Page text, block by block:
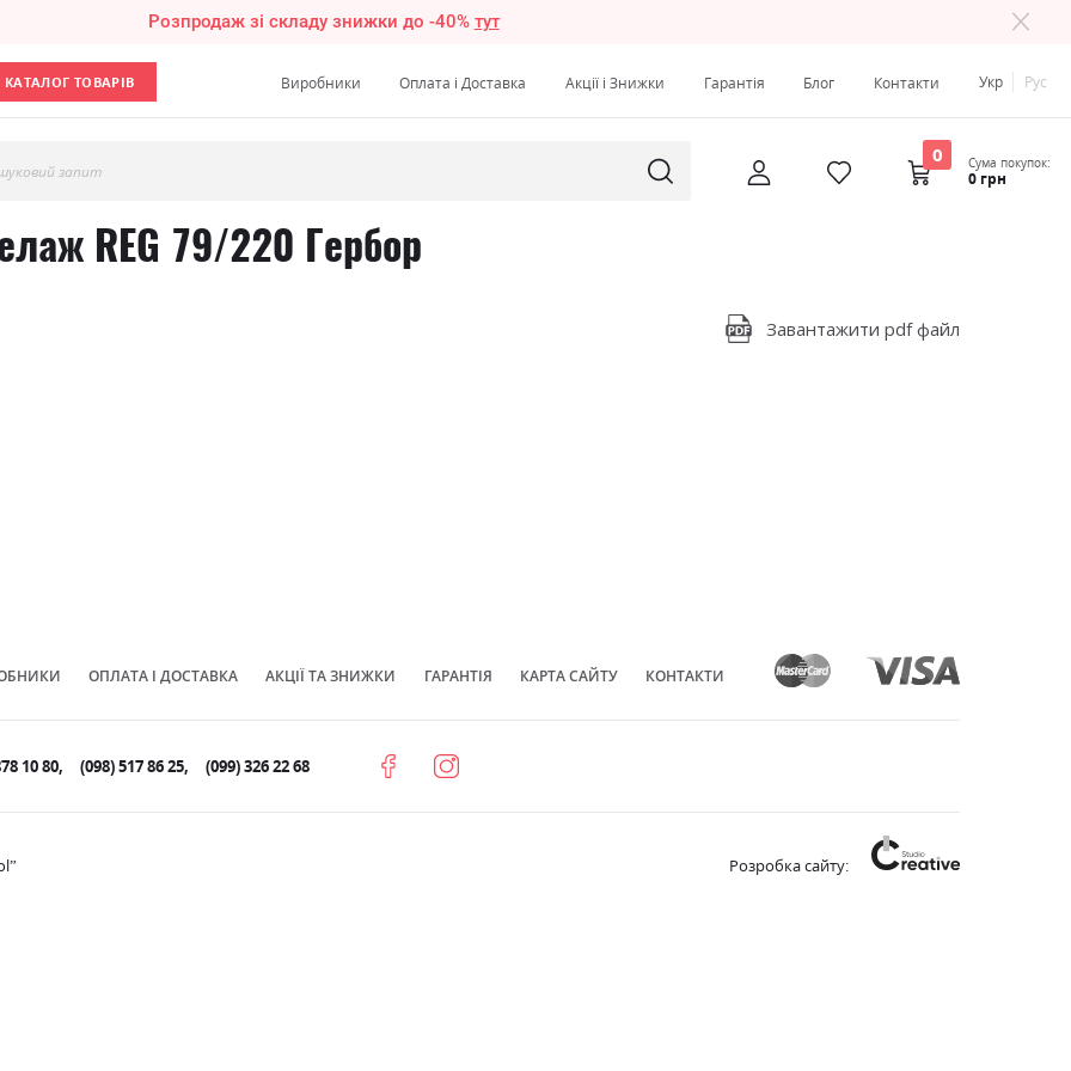
Розпродаж зі складу знижки до -40% тут
КАТАЛОГ ТОВАРІВ Виробники Оплата і Доставка Акції і Знижки Гарантія Блог Контакти Укр Рус
запит
0 Сума покупок:
0 грн
REG 79/220 Гербор
Завантажити pdf файл
ОПЛАТА І ДОСТАВКА АКЦІЇ ТА ЗНИЖКИ ГАРАНТІЯ КАРТА САЙТУ КОНТАКТИ
10 80 (098) 517 86 25 (099) 326 22 68
Розробка сайту: